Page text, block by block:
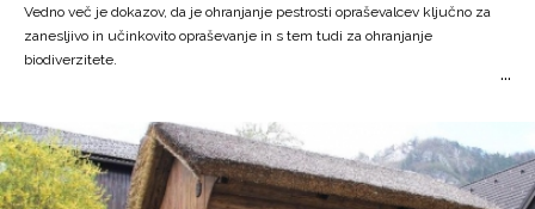
Vedno več je dokazov, da je ohranjanje pestrosti opraševalcev ključno za
zanesljivo in učinkovito opraševanje in s tem tudi za ohranjanje
biodiverzitete.